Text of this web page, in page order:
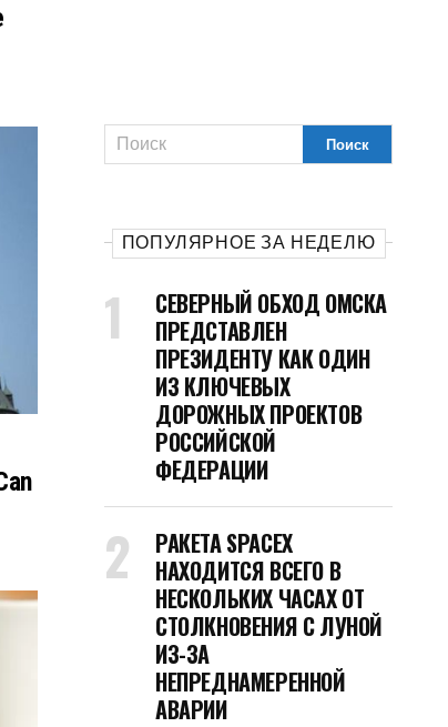
ПОПУЛЯРНОЕ ЗА НЕДЕЛЮ
СЕВЕРНЫЙ ОБХОД ОМСКА
ПРЕДСТАВЛЕН
ПРЕЗИДЕНТУ КАК ОДИН
ИЗ КЛЮЧЕВЫХ
ДОРОЖНЫХ ПРОЕКТОВ
РОССИЙСКОЙ
ФЕДЕРАЦИИ
РАКЕТА SPACEX
НАХОДИТСЯ ВСЕГО В
НЕСКОЛЬКИХ ЧАСАХ ОТ
СТОЛКНОВЕНИЯ С ЛУНОЙ
ИЗ-ЗА
НЕПРЕДНАМЕРЕННОЙ
АВАРИИ